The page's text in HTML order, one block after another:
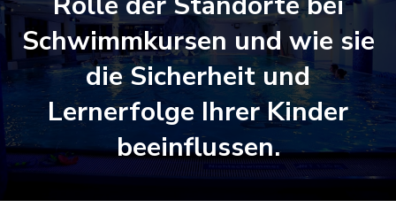
Schwimmkursen und wie sie
die Sicherheit und
Lernerfolge Ihrer Kinder
beeinflussen.